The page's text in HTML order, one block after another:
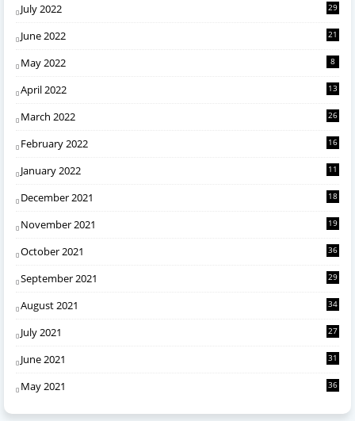
July 2022 29
June 2022 21
May 2022 8
April 2022 13
March 2022 26
February 2022 16
January 2022 11
December 2021 18
November 2021 19
October 2021 36
September 2021 29
August 2021 34
July 2021 27
June 2021 31
May 2021 36